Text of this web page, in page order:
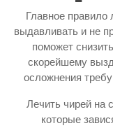
Главное правило
выдавливать и не
поможет
скорейшему
осложнения
Лечить чирей на
которые